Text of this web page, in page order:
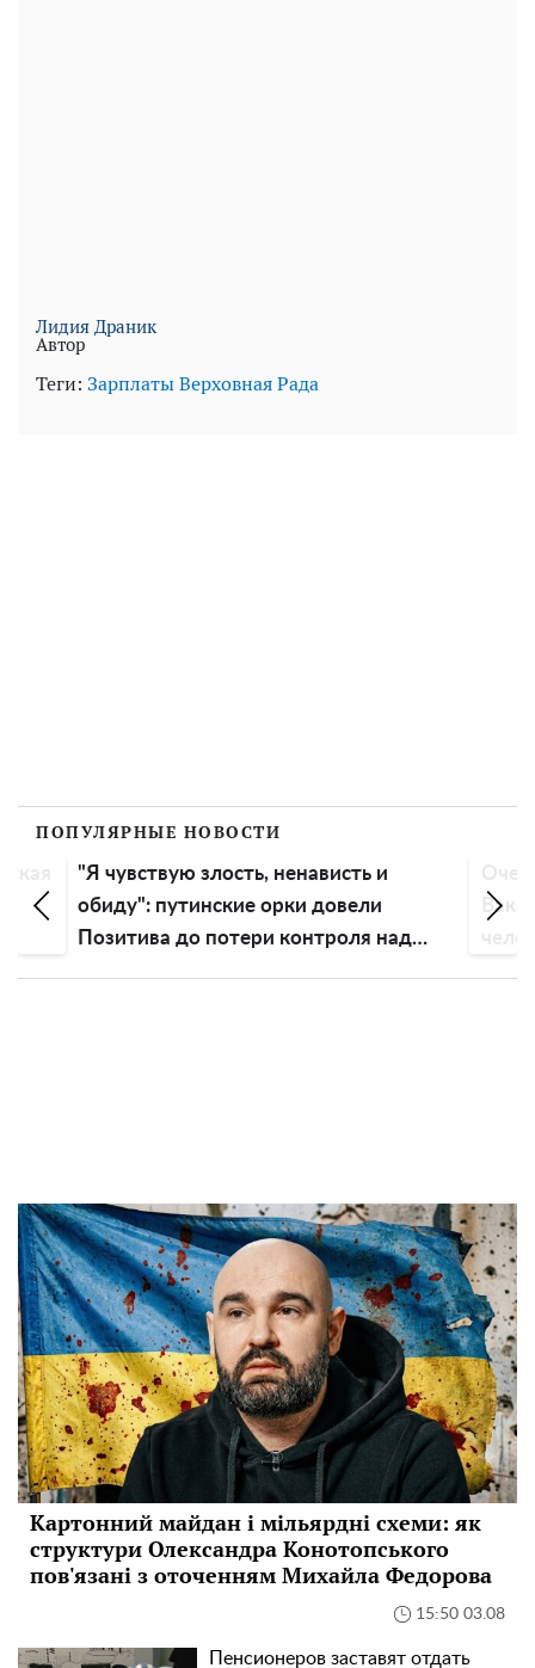
Лидия Драник
Автор
Теги: ЗарплатыВерховная Рада
ПОПУЛЯРНЫЕ НОВОСТИ
"Я чувствую злость, ненависть и
обиду": путинские орки довели
Позитива до потери контроля над
Картонний майдан і мільярдні схеми: як
структури Олександра Конотопського
пов'язані з оточенням Михайла Федорова
15:50 03.08
Пенсионеров заставят отдать